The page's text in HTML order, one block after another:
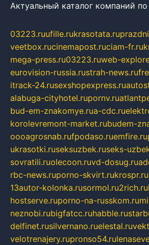
Актуальный каталог компаний
03223.ruufille.rukrasotata.ru
veetbox.rucinemapost.ruciam-fr.ru
mega-press.ru03223.ruweb-
eurovision-russia.rustrah-news.ru
itrack-24.rusexshopexpress.ru
alabuga-cityhotel.rupornv.ru
bud-em-znakomye.rua-cdc.ru
korolevremont-market.rubudem-
oooagrosnab.rufpodaso.ruemfire.ru
ukrasotki.ruseksuzbek.ruseks-
sovratili.ruolecoon.ruvd-dosug.ru
rbc-news.ruporno-skvirt.rukrospr.ru
13autor-kolonka.rusormol.ru2rich.ru
hostserve.ruporno-na-russkom.ru
neznobi.rubigfatcc.ruhabble.ru
delfinet.rusilvernano.ruelestal.ru
velotrenajery.rupronso54.ru